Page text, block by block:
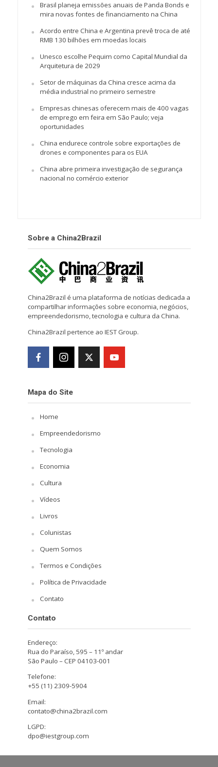
Brasil planeja emissões anuais de Panda Bonds e
mira novas fontes de financiamento na China
Acordo entre China e Argentina prevê troca de até
RMB 130 bilhões em moedas locais
Unesco escolhe Pequim como Capital Mundial da
Arquitetura de 2029
Setor de máquinas da China cresce acima da
média industrial no primeiro semestre
Empresas chinesas oferecem mais de 400 vagas
de emprego em feira em São Paulo; veja
oportunidades
China endurece controle sobre exportações de
drones e componentes para os EUA
China abre primeira investigação de segurança
nacional no comércio exterior
Sobre a China2Brazil
China2Brazil é uma plataforma de notícias dedicada a
compartilhar informações sobre economia, negócios,
empreendedorismo, tecnologia e cultura da China.
China2Brazil pertence ao IEST Group.
Mapa do Site
Home
Empreendedorismo
Tecnologia
Economia
Cultura
Vídeos
Livros
Colunistas
Quem Somos
Termos e Condições
Política de Privacidade
Contato
Contato
Endereço:
Rua do Paraíso, 595 – 11º andar
São Paulo – CEP 04103-001
Telefone:
+55 (11) 2309-5904
Email:
contato@china2brazil.com
LGPD:
dpo@iestgroup.com